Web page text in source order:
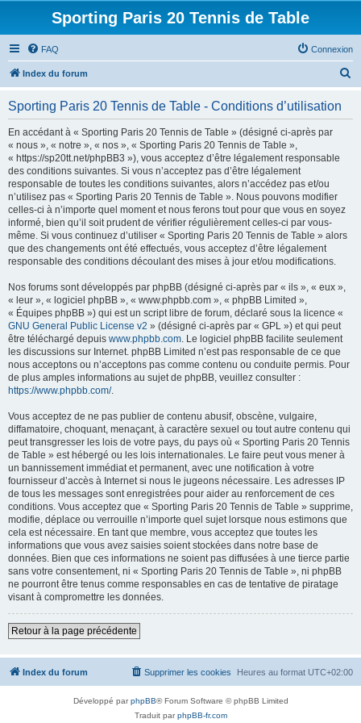
Sporting Paris 20 Tennis de Table
FAQ Connexion
Index du forum
Sporting Paris 20 Tennis de Table - Conditions d’utilisation
En accédant à « Sporting Paris 20 Tennis de Table » (désigné ci-après par
« nous », « notre », « nos », « Sporting Paris 20 Tennis de Table »,
« https://sp20tt.net/phpBB3 »), vous acceptez d’être légalement responsable
des conditions suivantes. Si vous n’acceptez pas d’être légalement
responsable de toutes les conditions suivantes, alors n’accédez pas et/ou
n’utilisez pas « Sporting Paris 20 Tennis de Table ». Nous pouvons modifier
celles-ci à n’importe quel moment et nous ferons tout pour que vous en soyez
informé, bien qu’il soit prudent de vérifier régulièrement celles-ci par vous-
même. Si vous continuez d’utiliser « Sporting Paris 20 Tennis de Table » alors
que des changements ont été effectués, vous acceptez d’être légalement
responsable des conditions découlant des mises à jour et/ou modifications.
Nos forums sont développés par phpBB (désigné ci-après par « ils », « eux »,
« leur », « logiciel phpBB », « www.phpbb.com », « phpBB Limited »,
« Équipes phpBB ») qui est un script libre de forum, déclaré sous la licence «
GNU General Public License v2 » (désigné ci-après par « GPL ») et qui peut
être téléchargé depuis www.phpbb.com. Le logiciel phpBB facilite seulement
les discussions sur Internet. phpBB Limited n’est pas responsable de ce que
nous acceptons ou n’acceptons pas comme contenu ou conduite permis. Pour
de plus amples informations au sujet de phpBB, veuillez consulter :
https://www.phpbb.com/.
Vous acceptez de ne pas publier de contenu abusif, obscène, vulgaire,
diffamatoire, choquant, menaçant, à caractère sexuel ou tout autre contenu qui
peut transgresser les lois de votre pays, du pays où « Sporting Paris 20 Tennis
de Table » est hébergé ou les lois internationales. Le faire peut vous mener à
un bannissement immédiat et permanent, avec une notification à votre
fournisseur d’accès à Internet si nous le jugeons nécessaire. Les adresses IP
de tous les messages sont enregistrées pour aider au renforcement de ces
conditions. Vous acceptez que « Sporting Paris 20 Tennis de Table » supprime,
modifie, déplace ou verrouille n’importe quel sujet lorsque nous estimons que
cela est nécessaire. En tant que membre, vous acceptez que toutes les
informations que vous avez saisies soient stockées dans notre base de
données. Bien que ces informations ne soient pas diffusées à une tierce partie
sans votre consentement, ni « Sporting Paris 20 Tennis de Table », ni phpBB
ne pourront être tenus comme responsables en cas de tentative de piratage
visant à compromettre les données.
Retour à la page précédente
Index du forum Heures au format UTC+02:00
Supprimer les cookies
Développé parphpBB® Forum Software © phpBB Limited
Traduit parphpBB-fr.com